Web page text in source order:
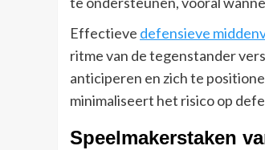
Effectieve defensieve
ritme van de tegenstander
anticiperen en zich te
minimaliseert het risico op
Speelmakerstaken